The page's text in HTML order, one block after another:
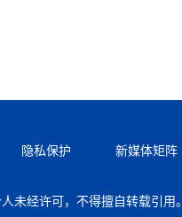
隐私保护 新媒体矩阵
未经许可，不得擅自转载引用。